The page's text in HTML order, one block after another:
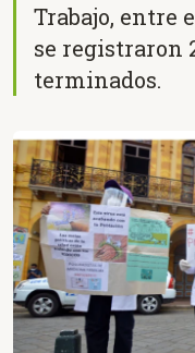
Trabajo, entre
se registraron
terminados.